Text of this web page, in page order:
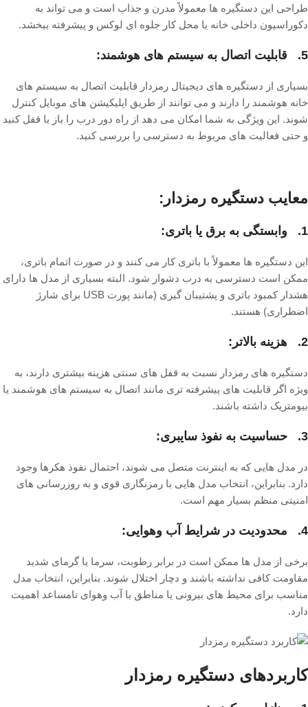
طراحی این دستگیره ها معمولاً مدرن و جذاب است و می تواند به
دکوراسیون داخلی خانه یا محل کار جلوه ای لوکس و پیشرفته ببخشد.
5. قابلیت اتصال به سیستم های هوشمند:
بسیاری از دستگیره های دیجیتال رمزدار قابلیت اتصال به سیستم های
خانه هوشمند را دارند و می توانند از طریق اپلیکیشن های موبایل کنترل
شوند. این ویژگی به شما امکان می دهد از راه دور درب را باز یا قفل کنید
و حتی فعالیت های مربوط به دسترسی را بررسی کنید.
معایب دستگیره رمزدار:
1. وابستگی به برق یا باتری:
این دستگیره ها معمولاً با باتری کار می کنند و در صورت اتمام باتری،
ممکن است دسترسی به درب دشوار شود. البته بسیاری از مدل ها دارای
هشدار کمبود باتری و پشتیبان گیری (مانند پورت USB برای شارژ
اضطراری) هستند.
2. هزینه بالاتر:
دستگیره های رمزدار نسبت به قفل های سنتی هزینه بیشتری دارند، به
ویژه اگر قابلیت های پیشرفته تری مانند اتصال به سیستم های هوشمند یا
بیومتریک داشته باشند.
3. حساسیت به نفوذ سایبری:
در مدل هایی که به اینترنت متصل می شوند، احتمال نفوذ هکرها وجود
دارد. بنابراین، انتخاب مدل هایی با رمزنگاری قوی و به روزرسانی های
امنیتی منظم بسیار مهم است.
4. محدودیت در شرایط آب وهوایی:
برخی از مدل ها ممکن است در برابر رطوبت، سرما یا گرمای شدید
مقاومت کافی نداشته باشند و دچار اختلال شوند. بنابراین، انتخاب مدل
مناسب برای محیط های بیرونی یا مناطق با آب وهوای نامساعد اهمیت
دارد.
کاربردهای دستگیره رمزدار